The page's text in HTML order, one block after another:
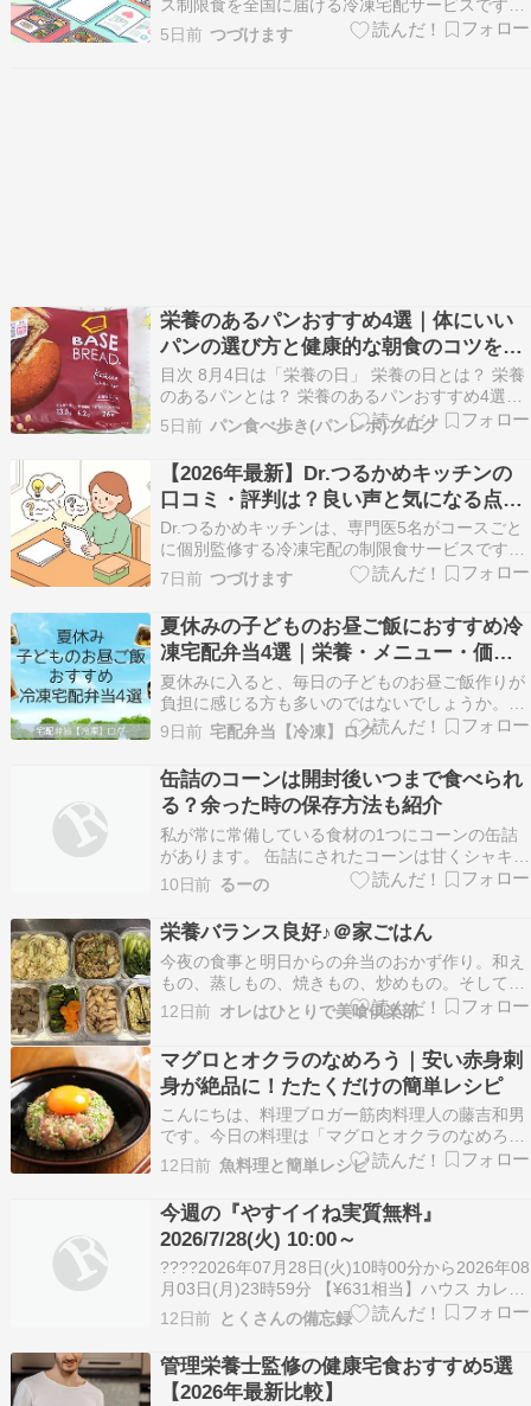
ス制限食を全国に届ける冷凍宅配サービスです。
健康バランス・糖質制限・塩分制限などの制限食
から介護食まで、9種類のメニューから選べま
5日前 つづけます
栄養のあるパンおすすめ4選｜体にいい
パンの選び方と健康的な朝食のコツを紹
介
目次 8月4日は「栄養の日」 栄養の日とは？ 栄養
のあるパンとは？ 栄養のあるパンおすすめ4選
BASE BREAD（ベースブレッド）ZENB
BREAD（ゼンブブレッド）ベースブレッドとゼ
ンブブレッドの特徴比較 全粒粉パン玄米パン健康
的にパンを食べるコツ｜選び方と組み合わせで…
5日前 パン食べ歩き(パンレポ)ブログ
【2026年最新】Dr.つるかめキッチンの
口コミ・評判は？良い声と気になる点を
徹底解説
Dr.つるかめキッチンは、専門医5名がコースごと
に個別監修する冷凍宅配の制限食サービスです。
「Dr.つるかめキッチンって、実際の評判はどうな
んだろう。」 そんな悩みを解決します。 この記
事は次のことに役立てます。 公式サイト・X（旧
Twitter）・みん評に寄せられた良い口コ…
7日前 つづけます
夏休みの子どものお昼ご飯におすすめ冷
凍宅配弁当4選｜栄養・メニュー・価
格、何を重視しますか？
夏休みに入ると、毎日の子どものお昼ご飯作りが
負担に感じる方も多いのではないでしょうか。
「朝ご飯を作ったと思ったら、もうお昼の準
備…」「毎日同じメニューになってしまう」「栄
養バランスが気になる」など、長い休み期間なら
ではの悩みがありますよね。 そんな夏休みのお昼
ご飯対策のひとつ…
9日前 宅配弁当【冷凍】ログ
缶詰のコーンは開封後いつまで食べられ
る？余った時の保存方法も紹介
私が常に常備している食材の1つにコーンの缶詰
があります。 缶詰にされたコーンは甘くシャキシ
ャキで、トウモロコシの季節じゃなくても一年中
味わえるので子供にも人気。 「何か足りないな」
となったときでも、缶詰のコーンをプラスすれば
彩りも栄養バランスも良くなるのでとても助かっ
ています^^…
10日前 るーの
栄養バランス良好♪＠家ごはん
今夜の食事と明日からの弁当のおかず作り。和え
もの、蒸しもの、焼きもの、炒めもの。そして今
夜のワンプレート。生姜ナンプラー漬け鶏むね肉
のソテー、めかぶ入り玉子焼き、キャベツとツナ
の和えもの、いろいろキノコ炒め煮、蒸しもの
（人参、ズッキーニ、青梗菜、こんにゃく）。栄
養バランス良好。ク…
12日前 オレはひとりで美喰倶楽部
マグロとオクラのなめろう｜安い赤身刺
身が絶品に！たたくだけの簡単レシピ
こんにちは、料理ブロガー筋肉料理人の藤吉和男
です。今日の料理は「マグロとオクラのなめろ
う」をご紹介します。安価な赤身マグロの刺身
も、味噌や薬味と一緒にたたくだけで、驚くほど
風味豊かな一品になります。さらにオクラを加え
ることで、シャキシャキとした歯ごたえと粘りが
加わり、食感も抜群で…
12日前 魚料理と簡単レシピ
今週の『やすイイね実質無料』
2026/7/28(火) 10:00～
????2026年07月28日(火)10時00分から2026年08
月03日(月)23時59分 【¥631相当】ハウス カレー
研究会1日分の野菜カレー 200g この商品につい
て 【レトルトカレー】ハウス食品の管理栄養士メ
ンバーを中心に開発された、美味しさと健康を両
立したレトルト…
12日前 とくさんの備忘録
管理栄養士監修の健康宅食おすすめ5選
【2026年最新比較】